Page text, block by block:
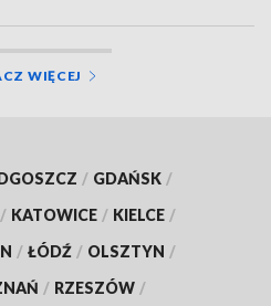
WIĘCEJ
/ GDAŃSK /
/ KATOWICE / KIELCE /
/ ŁÓDŹ / OLSZTYN /
/ RZESZÓW /